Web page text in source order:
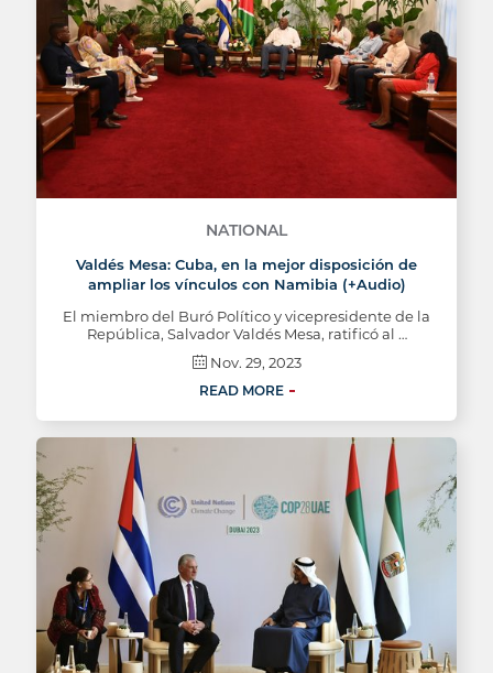
NATIONAL
Valdés Mesa: Cuba, en la mejor disposición de
ampliar los vínculos con Namibia (+Audio)
El miembro del Buró Político y vicepresidente de la
República, Salvador Valdés Mesa, ratificó al …
Nov. 29, 2023
READ MORE